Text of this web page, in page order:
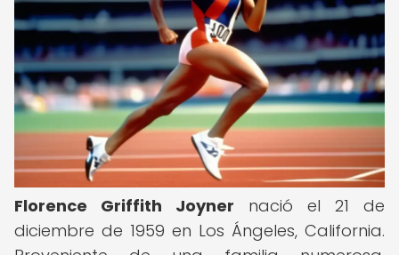
Florence Griffith Joyner nació el 21 de
diciembre de 1959 en Los Ángeles, California.